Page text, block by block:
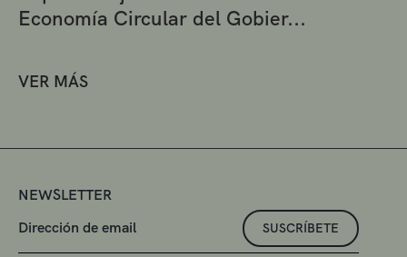
Economía Circular del Gobier...
VER MÁS
NEWSLETTER
SUSCRÍBETE